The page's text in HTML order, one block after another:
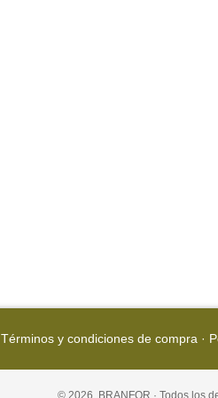
Términos y condiciones de compra ·
© 2026, BRANFOR · Todos los